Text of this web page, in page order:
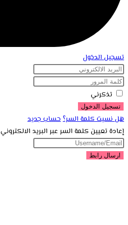
تسجيل الدخول
تذكرني
تسجيل الدخول
هل نسيت كلمة السر؟حساب جديد
إعادة تعيين كلمة السر عبر البريد الالكتروني
ارسال رابط